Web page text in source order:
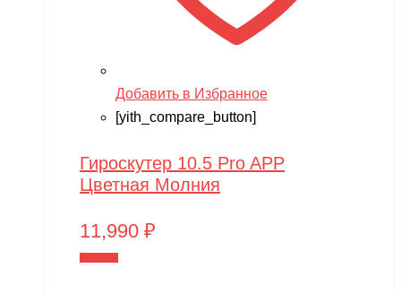
Добавить в Избранное
[yith_compare_button]
Гироскутер 10.5 Pro APP
Цветная Молния
11,990 ₽